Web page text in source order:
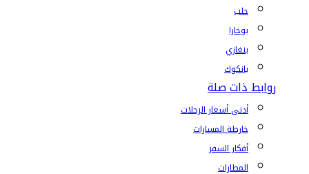
حلب
بوخارا
بنغازي
بانكوك
روابط ذات صلة
أدنى أسعار الرحلات
خارطة المسارات
أفكار السفر
المطارات